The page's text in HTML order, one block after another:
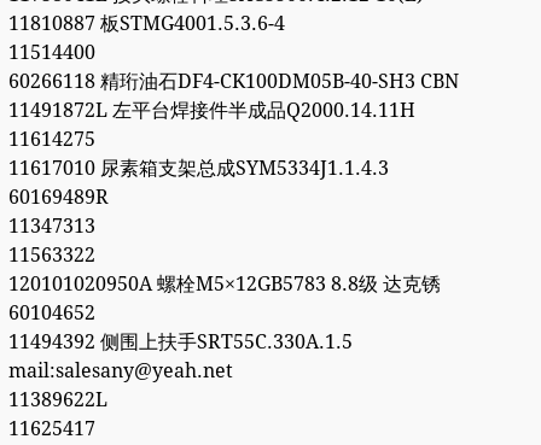
11810887 板STMG4001.5.3.6-4
11514400
60266118 精珩油石DF4-CK100DM05B-40-SH3 CBN
11491872L 左平台焊接件半成品Q2000.14.11H
11614275
11617010 尿素箱支架总成SYM5334J1.1.4.3
60169489R
11347313
11563322
120101020950A 螺栓M5×12GB5783 8.8级 达克锈
60104652
11494392 侧围上扶手SRT55C.330A.1.5
mail:salesany@yeah.net
11389622L
11625417